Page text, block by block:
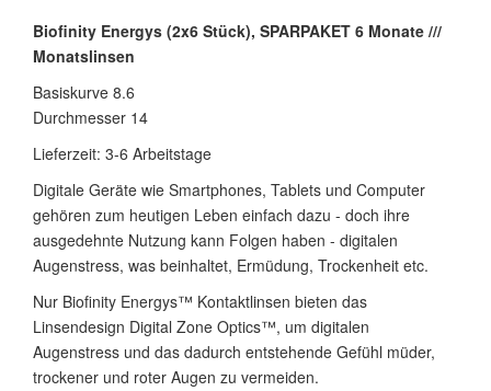
Biofinity Energys (2x6 Stück), SPARPAKET 6 Monate ///
Monatslinsen
Basiskurve 8.6
Durchmesser 14
Lieferzeit: 3-6 Arbeitstage
Digitale Geräte wie Smartphones, Tablets und Computer
gehören zum heutigen Leben einfach dazu - doch ihre
ausgedehnte Nutzung kann Folgen haben - digitalen
Augenstress, was beinhaltet, Ermüdung, Trockenheit etc.
Nur Biofinity Energys™ Kontaktlinsen bieten das
Linsendesign Digital Zone Optics™, um digitalen
Augenstress und das dadurch entstehende Gefühl müder,
trockener und roter Augen zu vermeiden.